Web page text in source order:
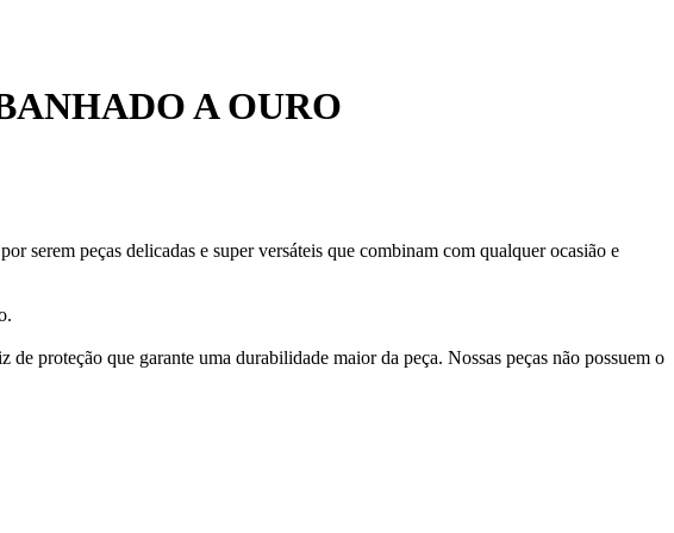
A OURO
serem peças delicadas e super versáteis que combinam com qualquer ocasião e
proteção que garante uma durabilidade maior da peça. Nossas peças não possuem o